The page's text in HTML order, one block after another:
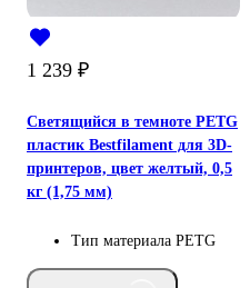
1 239 ₽
Светящийся в темноте PETG
пластик Bestfilament для 3D-
принтеров, цвет желтый, 0,5
кг (1,75 мм)
Тип материала PETG